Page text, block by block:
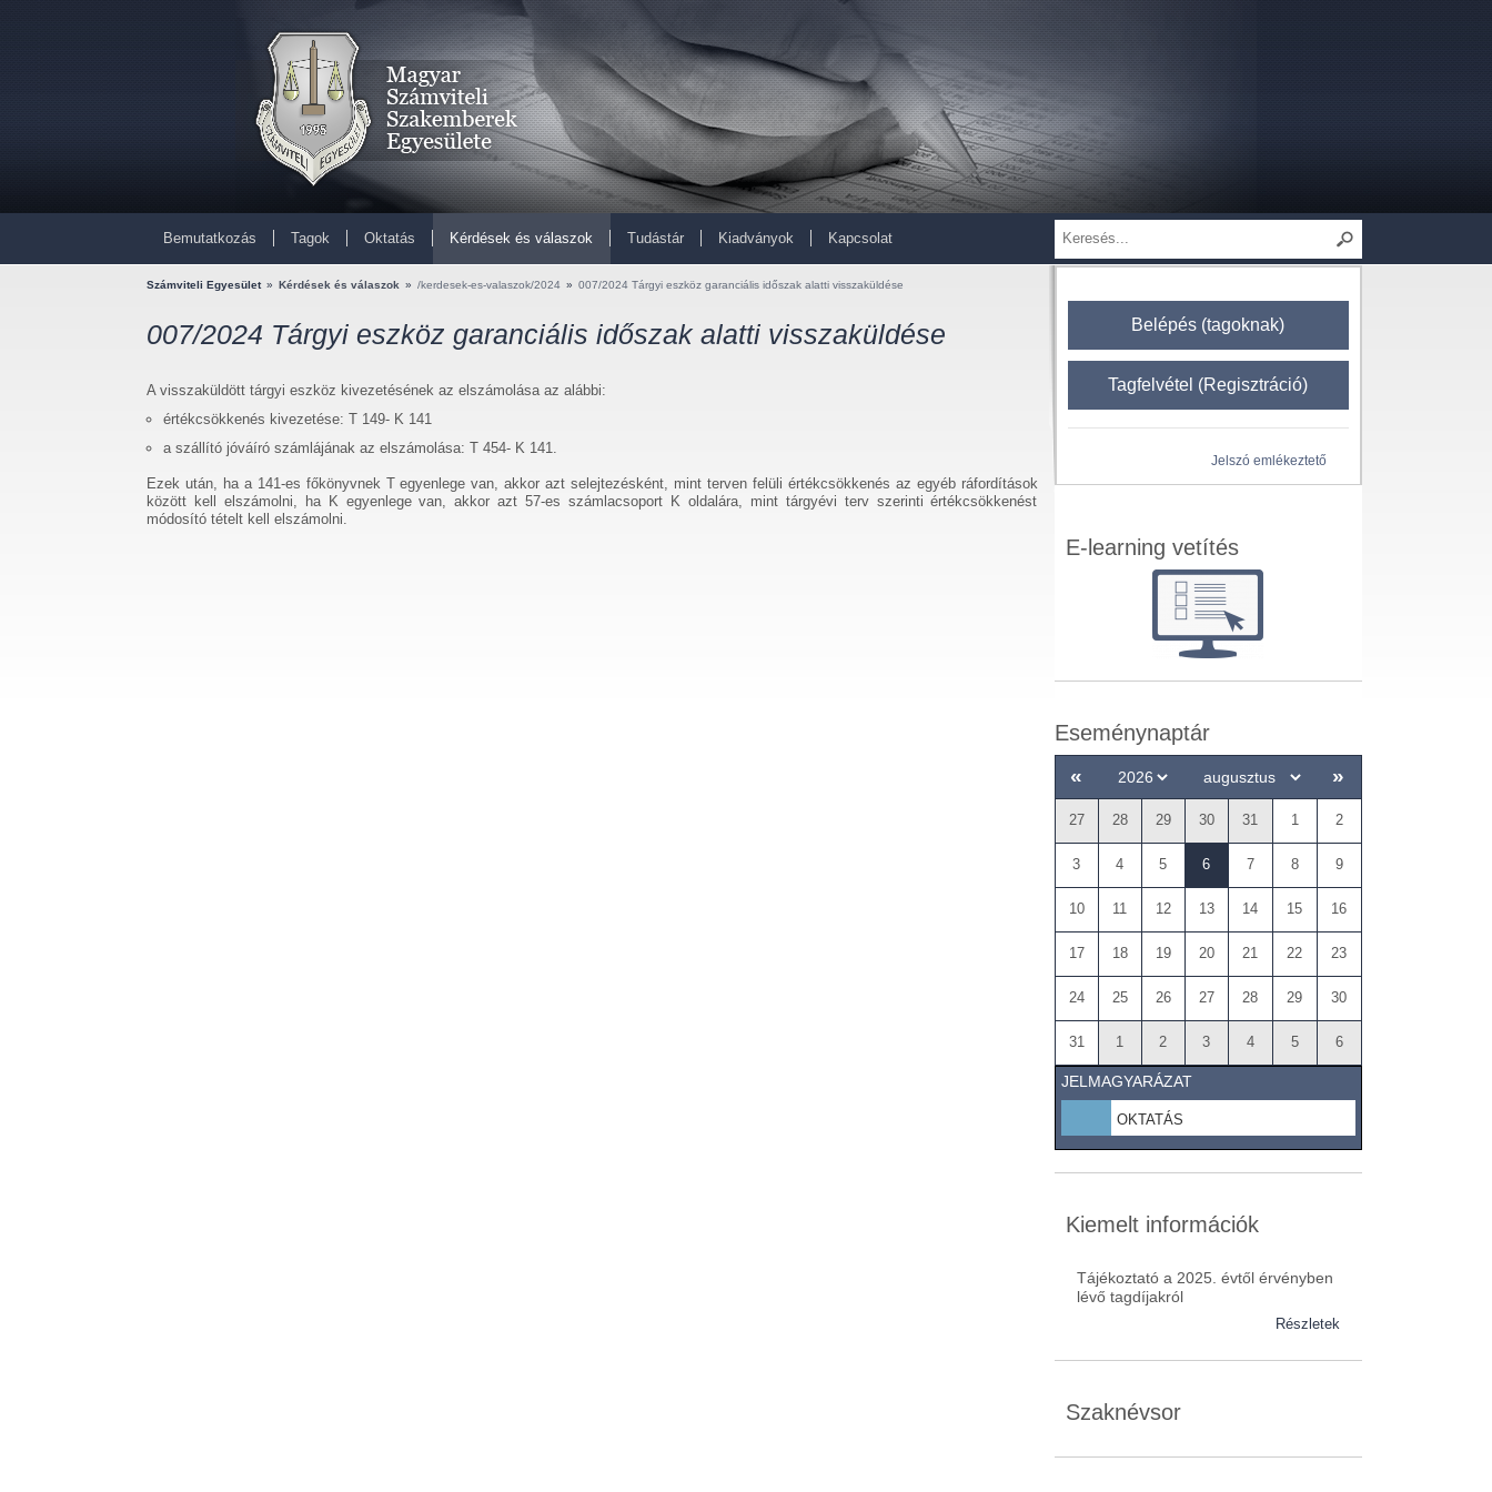
Bemutatkozás Tagok Oktatás Kérdések és válaszok Tudástár Kiadványok Kapcsolat
Számviteli Egyesület » Kérdések és válaszok » /kerdesek-es-valaszok/2024 » 007/2024 Tárgyi eszköz garanciális időszak alatti visszaküldése
007/2024 Tárgyi eszköz garanciális időszak alatti visszaküldése
A visszaküldött tárgyi eszköz kivezetésének az elszámolása az alábbi:
értékcsökkenés kivezetése: T 149- K 141
a szállító jóváíró számlájának az elszámolása: T 454- K 141.
Ezek után, ha a 141-es főkönyvnek T egyenlege van, akkor azt selejtezésként, mint terven felüli értékcsökkenés az egyéb ráfordítások
között kell elszámolni, ha K egyenlege van, akkor azt 57-es számlacsoport K oldalára, mint tárgyévi terv szerinti értékcsökkenést
módosító tételt kell elszámolni.
Belépés (tagoknak)
Tagfelvétel (Regisztráció)
Jelszó emlékeztető
E-learning vetítés
Eseménynaptár
« »
27 28 29 30 31 1 2
3 4 5 6 7 8 9
10 11 12 13 14 15 16
17 18 19 20 21 22 23
24 25 26 27 28 29 30
31 1 2 3 4 5 6
JELMAGYARÁZAT
OKTATÁS
Kiemelt információk
Tájékoztató a 2025. évtől érvényben
lévő tagdíjakról
Részletek
Szaknévsor